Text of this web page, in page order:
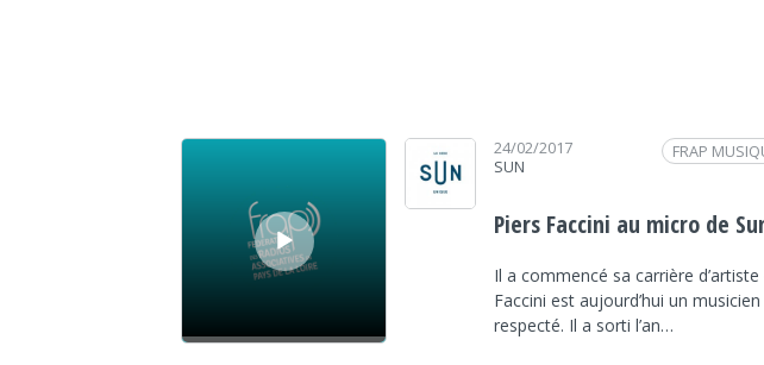
Lecteur audio
24/02/2017
SUN
FRAP
NANTES
Piers Faccini au micro de
Il a commencé sa carrière
Faccini est aujourd’hui un
respecté. Il a sorti l’an…